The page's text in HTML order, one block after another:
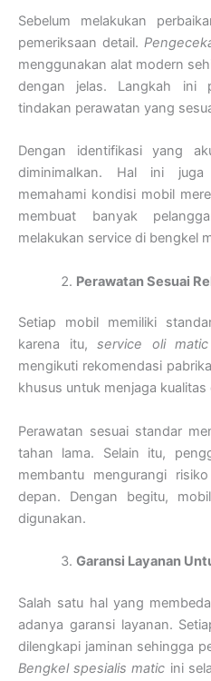
Sebelum melakukan
pemeriksaan detail.
menggunakan alat modern
dengan jelas. Langkah ini
tindakan perawatan yang
Dengan identifikasi yang
diminimalkan. Hal ini
memahami kondisi mobil
membuat banyak
melakukan service di bengkel
Perawatan Sesuai
Setiap mobil memiliki
karena itu, service oli matic
mengikuti rekomendasi
khusus untuk menjaga
Perawatan sesuai standar
tahan lama. Selain itu,
membantu mengurangi
depan. Dengan begitu,
digunakan.
Garansi Layanan
Salah satu hal yang
adanya garansi layanan.
dilengkapi jaminan sehingga
Bengkel spesialis matic ini